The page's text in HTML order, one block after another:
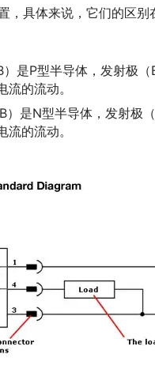
体来说，它们的区别
是P型半导体，发射极
的流动。
是N型半导体，发射极
的流动。